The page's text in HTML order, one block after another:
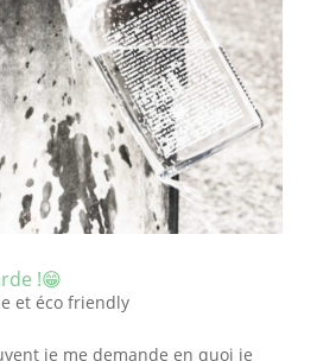
!😁
et éco friendly
je me demande en quoi je